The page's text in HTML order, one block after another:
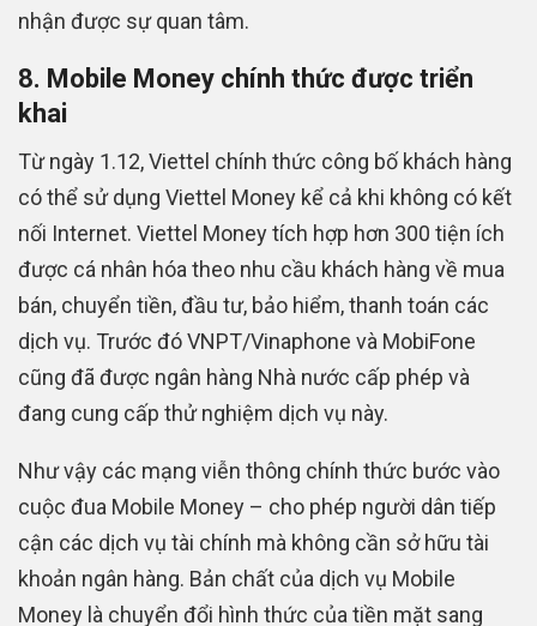
nhận được sự quan tâm.
8. Mobile Money chính thức được triển
khai
Từ ngày 1.12, Viettel chính thức công bố khách hàng
có thể sử dụng Viettel Money kể cả khi không có kết
nối Internet. Viettel Money tích hợp hơn 300 tiện ích
được cá nhân hóa theo nhu cầu khách hàng về mua
bán, chuyển tiền, đầu tư, bảo hiểm, thanh toán các
dịch vụ. Trước đó VNPT/Vinaphone và MobiFone
cũng đã được ngân hàng Nhà nước cấp phép và
đang cung cấp thử nghiệm dịch vụ này.
Như vậy các mạng viễn thông chính thức bước vào
cuộc đua Mobile Money – cho phép người dân tiếp
cận các dịch vụ tài chính mà không cần sở hữu tài
khoản ngân hàng. Bản chất của dịch vụ Mobile
Money là chuyển đổi hình thức của tiền mặt sang